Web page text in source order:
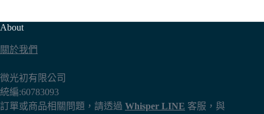
About
關於我們
微光初有限公司
統編:60783093
訂單或商品相關問題，請透過 Whisper LINE 客服，與